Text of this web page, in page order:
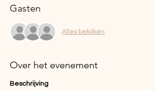
Gasten
Alles bekijken
Over het evenement
Beschrijving